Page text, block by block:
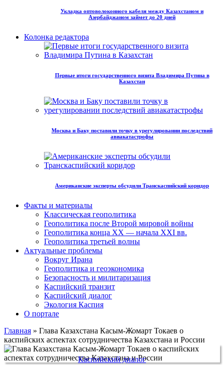
Укладка оптоволоконного кабеля между Казахстаном и
Азербайджаном займет до 20 дней
Колонка редактора
Первые итоги государственного визита Владимира Путина в
Казахстан
Москва и Баку поставили точку в урегулировании последствий
авиакатастрофы
Американские эксперты обсудили Транскаспийский коридор
Факты и материалы
Классическая геополитика
Геополитика после Второй мировой войны
Геополитика конца XX — начала XXI вв.
Геополитика третьей волны
Актуальные проблемы
Вокруг Ирана
Геополитика и геоэкономика
Безопасность и милитаризация
Каспийский транзит
Каспийский диалог
Экология Каспия
О портале
Главная » Глава Казахстана Касым-Жомарт Токаев о
каспийских аспектах сотрудничества Казахстана и России
Каспийский диалог